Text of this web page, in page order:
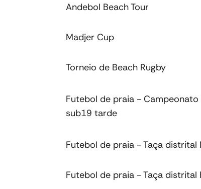
Andebol Beach Tour
Madjer Cup
Torneio de Beach Rugby
Futebol de praia -
sub19 tarde
Futebol de praia - Taça distrital
Futebol de praia - Taça distrital